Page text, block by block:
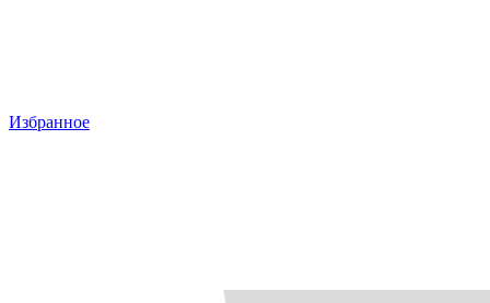
Избранное